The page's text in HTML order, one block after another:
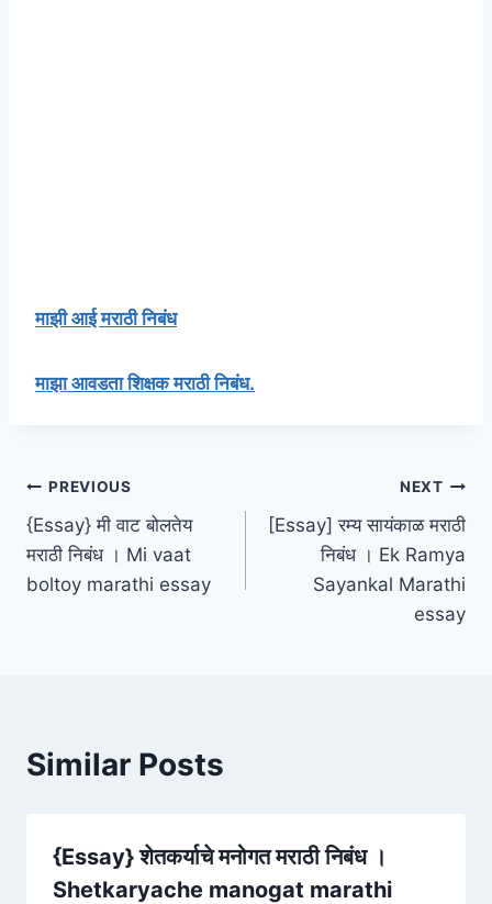
माझी आई मराठी निबंध
माझा आवडता शिक्षक मराठी निबंध.
Post
navigation
PREVIOUS
{Essay} मी वाट बोलतेय
मराठी निबंध । Mi vaat
boltoy marathi essay
NEXT
[Essay] रम्य सायंकाळ मराठी
निबंध । Ek Ramya
Sayankal Marathi
essay
Similar Posts
{Essay} शेतकर्याचे मनोगत मराठी निबंध ।
Shetkaryache manogat marathi